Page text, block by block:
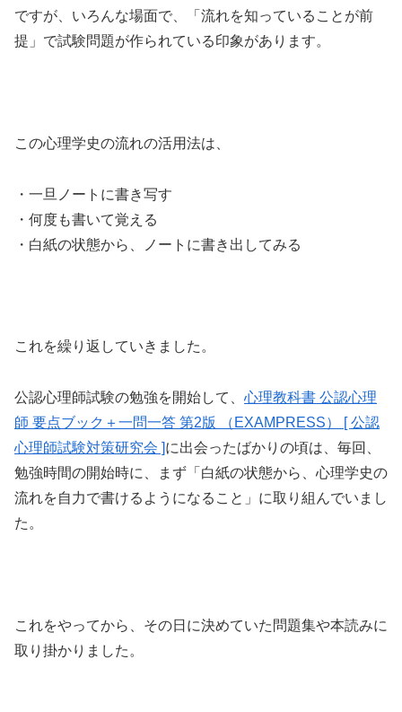
ですが、いろんな場面で、「流れを知っていることが前
提」で試験問題が作られている印象があります。
この心理学史の流れの活用法は、
・一旦ノートに書き写す
・何度も書いて覚える
・白紙の状態から、ノートに書き出してみる
これを繰り返していきました。
公認心理師試験の勉強を開始して、 心理教科書 公認心理
師 要点ブック＋一問一答 第2版 （EXAMPRESS） [ 公認
心理師試験対策研究会 ]に出会ったばかりの頃は、毎回、
勉強時間の開始時に、まず「白紙の状態から、心理学史の
流れを自力で書けるようになること」に取り組んでいまし
た。
これをやってから、その日に決めていた問題集や本読みに
取り掛かりました。